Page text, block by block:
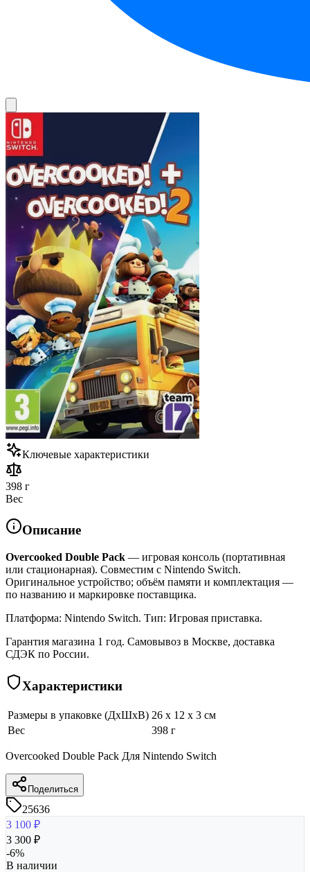
Ключевые характеристики
398 г
Вес
Описание
Overcooked Double Pack — игровая консоль (портативная
или стационарная). Совместим с Nintendo Switch.
Оригинальное устройство; объём памяти и комплектация —
по названию и маркировке поставщика.
Платформа: Nintendo Switch. Тип: Игровая приставка.
Гарантия магазина 1 год. Самовывоз в Москве, доставка
СДЭК по России.
Характеристики
Размеры в упаковке (ДхШхВ) 26 x 12 x 3 см
Вес
398 г
Overcooked Double Pack Для Nintendo Switch
Поделиться
25636
3 100 ₽
3 300 ₽
-6%
В наличии